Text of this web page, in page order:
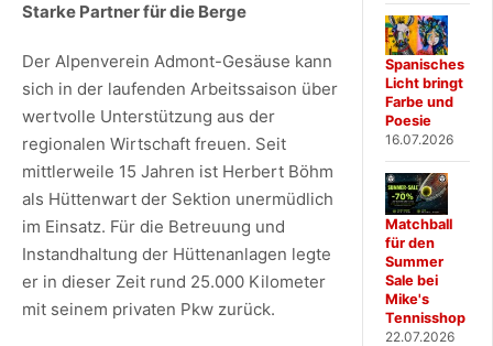
Starke Partner für die Berge
Der Alpenverein Admont-Gesäuse kann
sich in der laufenden Arbeitssaison über
wertvolle Unterstützung aus der
regionalen Wirtschaft freuen. Seit
mittlerweile 15 Jahren ist Herbert Böhm
als Hüttenwart der Sektion unermüdlich
im Einsatz. Für die Betreuung und
Instandhaltung der Hüttenanlagen legte
er in dieser Zeit rund 25.000 Kilometer
mit seinem privaten Pkw zurück.
Spanisches
Licht bringt
Farbe und
Poesie
16.07.2026
Matchball
für den
Summer
Sale bei
Mike's
Tennisshop
22.07.2026